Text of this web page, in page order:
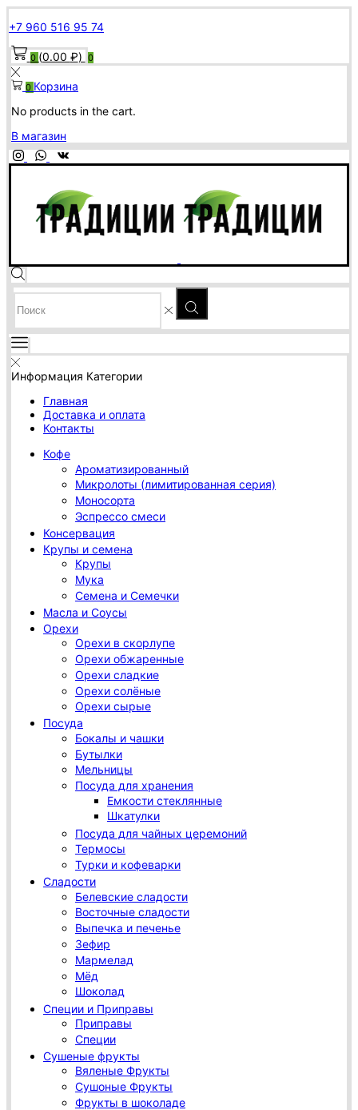
+7 960 516 95 74
0(0.00 ₽) 0
0 Корзина
No products in the cart.
В магазин
SEARCH
INPUT
Информация Категории
Главная
Доставка и оплата
Контакты
Кофе
Ароматизированный
Микролоты (лимитированная серия)
Моносорта
Эспрессо смеси
Консервация
Крупы и семена
Крупы
Мука
Семена и Семечки
Масла и Соусы
Орехи
Орехи в скорлупе
Орехи обжаренные
Орехи сладкие
Орехи солёные
Орехи сырые
Посуда
Бокалы и чашки
Бутылки
Мельницы
Посуда для хранения
Емкости стеклянные
Шкатулки
Посуда для чайных церемоний
Термосы
Турки и кофеварки
Сладости
Белевские сладости
Восточные сладости
Выпечка и печенье
Зефир
Мармелад
Мёд
Шоколад
Специи и Приправы
Приправы
Специи
Сушеные фрукты
Вяленые Фрукты
Сушоные Фрукты
Фрукты в шоколаде